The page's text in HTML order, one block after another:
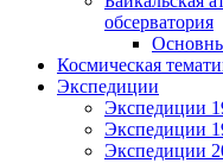
обсерватория
Космическая
Экспедиции
Экспедиции
Экспедиции
Экспедиции